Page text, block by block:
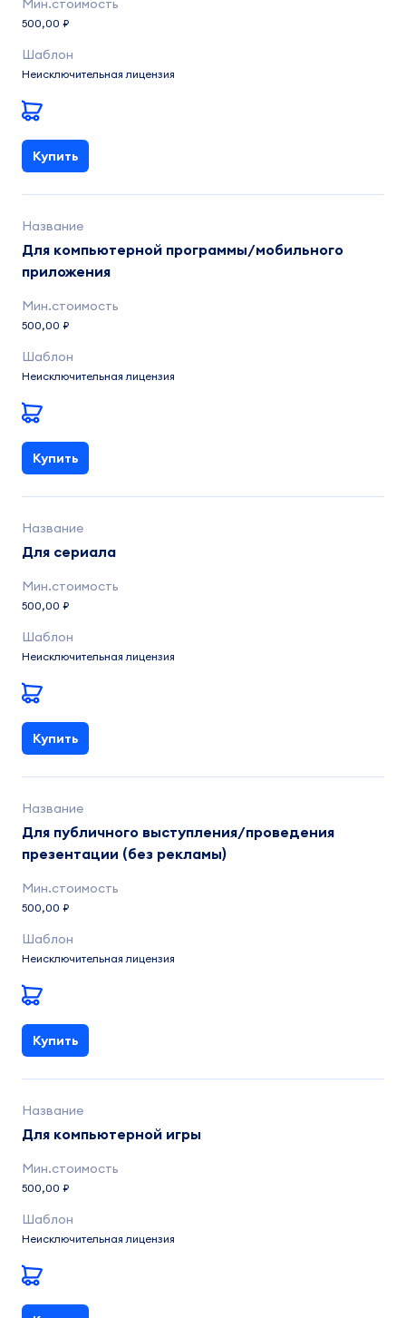
500,00 ₽
Неисключительная лицензия
Купить
Для компьютерной программы/мобильного
приложения
500,00 ₽
Неисключительная лицензия
Купить
Для сериала
500,00 ₽
Неисключительная лицензия
Купить
Для публичного выступления/проведения
презентации (без рекламы)
500,00 ₽
Неисключительная лицензия
Купить
Для компьютерной игры
500,00 ₽
Неисключительная лицензия